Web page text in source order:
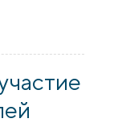
Центра